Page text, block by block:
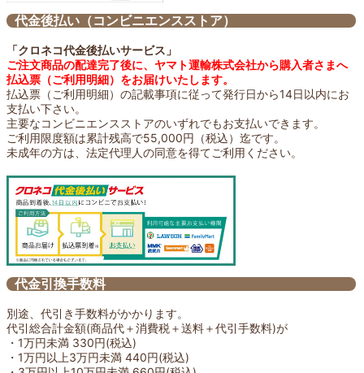
代金後払い（コンビニエンスストア）
「クロネコ代金後払いサービス」
ご注文商品の配達完了後に、ヤマト運輸株式会社から購入者さまへ
払込票（ご利用明細）をお届けいたします。
払込票（ご利用明細）の記載事項に従って発行日から14日以内にお
支払い下さい。
主要なコンビニエンスストアのいずれでもお支払いできます。
ご利用限度額は累計残高で55,000円（税込）迄です。
未成年の方は、法定代理人の同意を得てご利用ください。
代金引換手数料
別途、代引き手数料がかかります。
代引総合計金額(商品代＋消費税＋送料＋代引手数料)が
・1万円未満 330円(税込)
・1万円以上3万円未満 440円(税込)